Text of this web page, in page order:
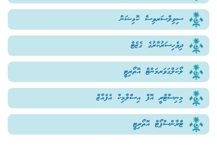
ސިވިލްސަރވިސް ކޮމިޝަން
ދިވެހިސަރުކާރުގެ ގެޒެޓް
ލޯކަލްގަވަރމަންޓް އޮތޯރިޓީ
މިނިސްޓްރީ އޮފް އިސްލާމިކް އެފެއާޒް
ޓްރާންސްޕޯޓް އޮތޯރިޓީ